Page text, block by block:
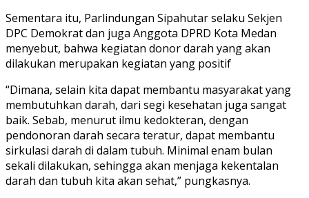
Sementara itu, Parlindungan Sipahutar selaku Sekjen
DPC Demokrat dan juga Anggota DPRD Kota Medan
menyebut, bahwa kegiatan donor darah yang akan
dilakukan merupakan kegiatan yang positif
“Dimana, selain kita dapat membantu masyarakat yang
membutuhkan darah, dari segi kesehatan juga sangat
baik. Sebab, menurut ilmu kedokteran, dengan
pendonoran darah secara teratur, dapat membantu
sirkulasi darah di dalam tubuh. Minimal enam bulan
sekali dilakukan, sehingga akan menjaga kekentalan
darah dan tubuh kita akan sehat,” pungkasnya.